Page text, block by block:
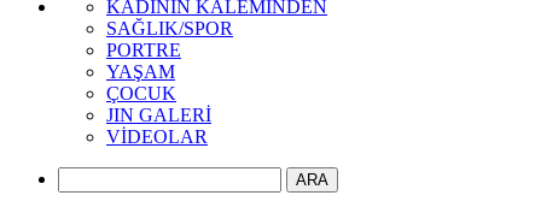
KADININ KALEMİNDEN
SAĞLIK/SPOR
PORTRE
YAŞAM
ÇOCUK
JIN GALERİ
VİDEOLAR
ARA